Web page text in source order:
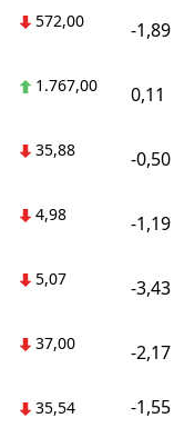
572,00 -1,89
1.767,00 0,11
35,88 -0,50
4,98 -1,19
5,07 -3,43
37,00 -2,17
35,54 -1,55